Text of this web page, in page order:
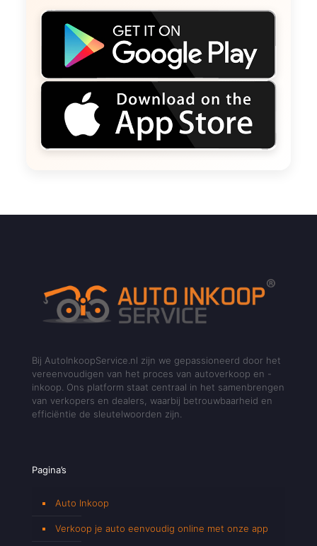
Bij AutoInkoopService.nl zijn we gepassioneerd door het
vereenvoudigen van het proces van autoverkoop en -
inkoop. Ons platform staat centraal in het samenbrengen
van verkopers en dealers, waarbij betrouwbaarheid en
efficiëntie de sleutelwoorden zijn.
Pagina’s
Auto Inkoop
Verkoop je auto eenvoudig online met onze app